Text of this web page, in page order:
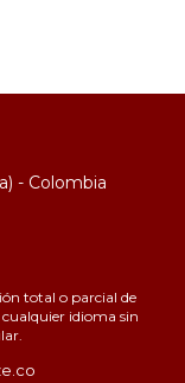
- Colombia
total o parcial de
idioma sin